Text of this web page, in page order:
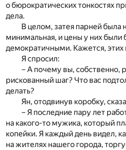
о бюрократических тонкостях
дела.
В целом, затея парней была
минимальная, и цены у них были
демократичными. Кажется, этих
Я спросил:
– А почему вы, собственно,
рискованный шаг? Что вас
делать?
Ян, отодвинув коробку,
– Я последние пару лет
на какого-то мужика, который
копейки. Я каждый день видел,
на жителях нашего города,